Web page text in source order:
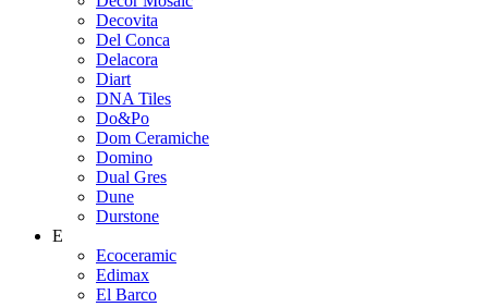
Decovita
Del Conca
Delacora
Diart
DNA Tiles
Do&Po
Dom Ceramiche
Domino
Dual Gres
Dune
Durstone
E
Ecoceramic
Edimax
El Barco